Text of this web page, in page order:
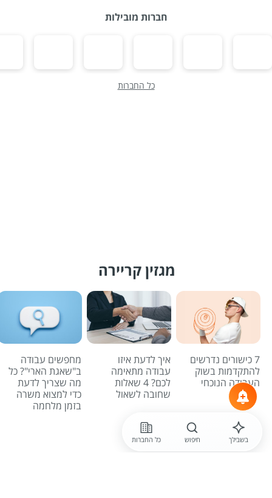
חברות מובילות
כל החברות
מגזין קריירה
7 כישורים נדרשים
להתקדמות בשוק
העבודה הנוכחי
איך לדעת איזו
עבודה מתאימה
לכם? 4 שאלות
שחובה לשאול
מחפשים עבודה
ב"שאגת הארי"? כל
מה שצריך לדעת
כדי למצוא משרה
בזמן מלחמה
לכל הכתבות
בשבילך חיפוש כל החברות